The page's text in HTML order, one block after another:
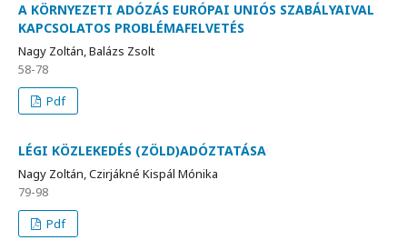
A KÖRNYEZETI ADÓZÁS EURÓPAI UNIÓS SZABÁLYAIVAL
KAPCSOLATOS PROBLÉMAFELVETÉS
Nagy Zoltán, Balázs Zsolt
58-78
Pdf
LÉGI KÖZLEKEDÉS (ZÖLD)ADÓZTATÁSA
Nagy Zoltán, Czirjákné Kispál Mónika
79-98
Pdf